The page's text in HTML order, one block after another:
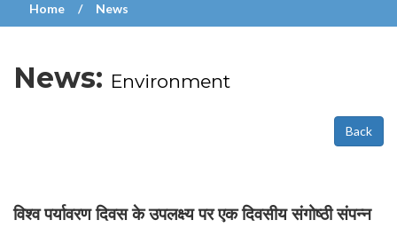
Home News
News: Environment
Back
विश्व पर्यावरण दिवस के उपलक्ष्य पर एक दिवसीय संगोष्ठी संपन्न